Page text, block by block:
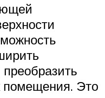
помещения. Это